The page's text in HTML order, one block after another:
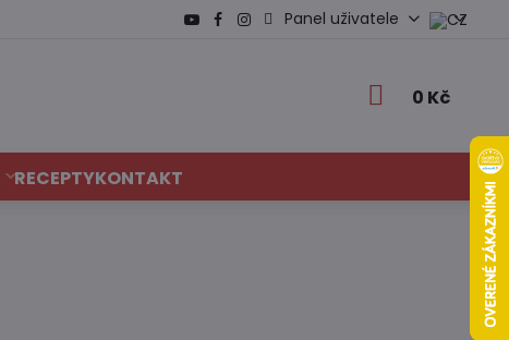
Panel uživatele
0 Kč
RECEPTYKONTAKT